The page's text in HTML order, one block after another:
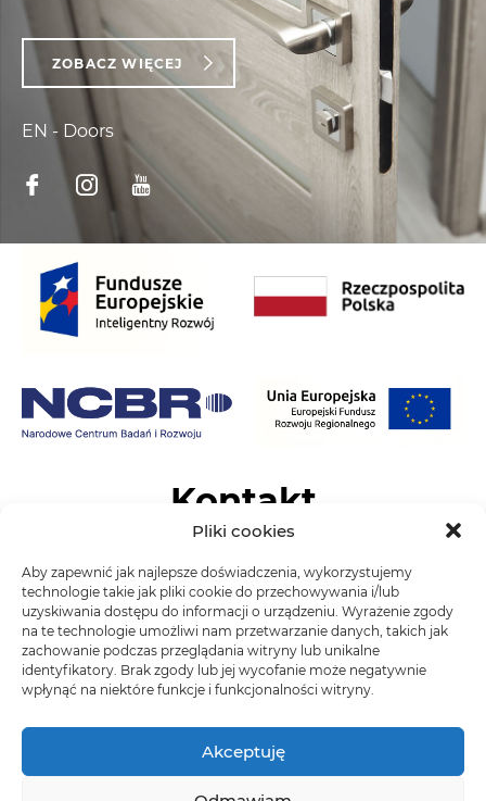
Pliki cookies
Aby zapewnić jak najlepsze doświadczenia, wykorzystujemy
technologie takie jak pliki cookie do przechowywania i/lub
uzyskiwania dostępu do informacji o urządzeniu. Wyrażenie zgody
na te technologie umożliwi nam przetwarzanie danych, takich jak
zachowanie podczas przeglądania witryny lub unikalne
identyfikatory. Brak zgody lub jej wycofanie może negatywnie
wpłynąć na niektóre funkcje i funkcjonalności witryny.
Akceptuję
ZOBACZ WIĘCEJ
EN - Doors
Kontakt
Classen Floor Systems Sp. z o.o
ul. Wyzwolenia, 44-292 Zwonowice
tel. +48 (32) 429 20 00
NIP: 206 000 10 79